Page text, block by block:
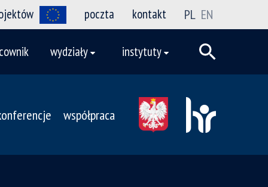
poczta kontakt PL EN
wydziały instytuty
współpraca